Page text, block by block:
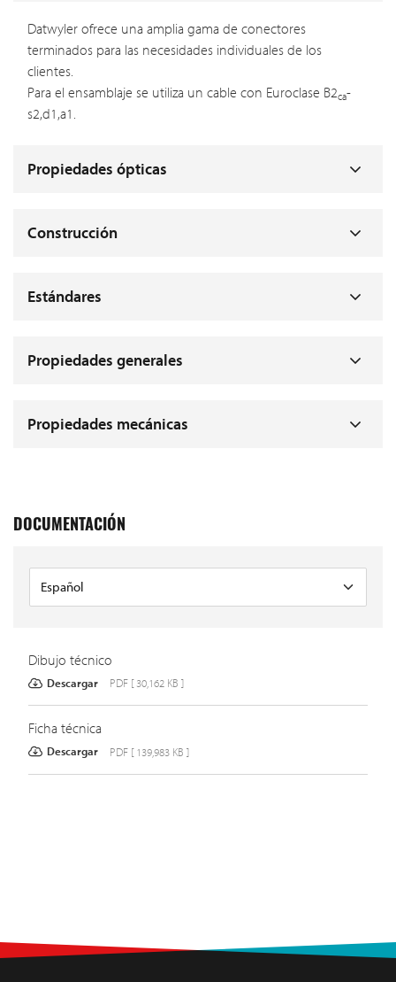
Datwyler ofrece una amplia gama de conectores
terminados para las necesidades individuales de los
clientes.
Para el ensamblaje se utiliza un cable con Euroclase B2ca-
s2,d1,a1.
Propiedades ópticas
Construcción
Estándares
Propiedades generales
Propiedades mecánicas
DOCUMENTACIÓN
Dibujo técnico
Descargar PDF [ 30,162 KB ]
Ficha técnica
Descargar PDF [ 139,983 KB ]